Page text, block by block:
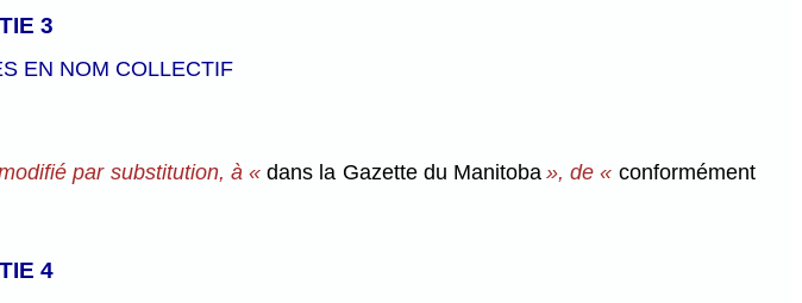
3
EN NOM COLLECTIF
par substitution, à «dans la Gazette du Manitoba », de « conformément
4